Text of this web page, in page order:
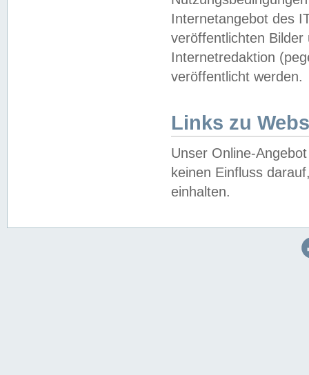
Internetangebot des
veröffentlichten
Internetredaktion
veröffentlicht werden.
Links zu
Unser Online-
keinen Einfluss
einhalten.